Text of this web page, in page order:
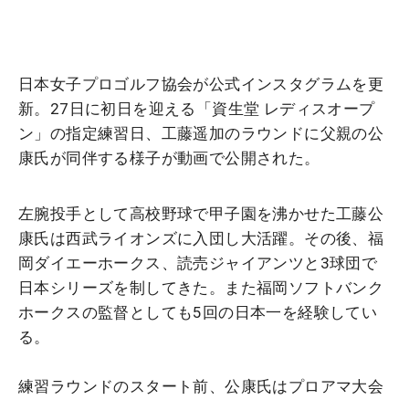
日本女子プロゴルフ協会が公式インスタグラムを更
新。27日に初日を迎える「資生堂 レディスオープ
ン」の指定練習日、工藤遥加のラウンドに父親の公
康氏が同伴する様子が動画で公開された。
左腕投手として高校野球で甲子園を沸かせた工藤公
康氏は西武ライオンズに入団し大活躍。その後、福
岡ダイエーホークス、読売ジャイアンツと3球団で
日本シリーズを制してきた。また福岡ソフトバンク
ホークスの監督としても5回の日本一を経験してい
る。
練習ラウンドのスタート前、公康氏はプロアマ大会